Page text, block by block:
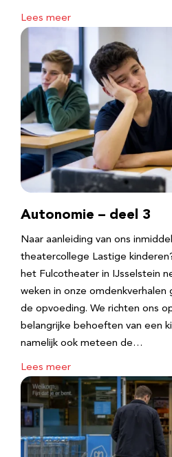
Lees meer
Autonomie – deel 3
Naar aanleiding van ons
theatercollege Lastige
het Fulcotheater in IJsselstein
weken in onze omdenkverhalen
de opvoeding. We richten ons
belangrijke behoeften van een
namelijk ook meteen de…
Lees meer